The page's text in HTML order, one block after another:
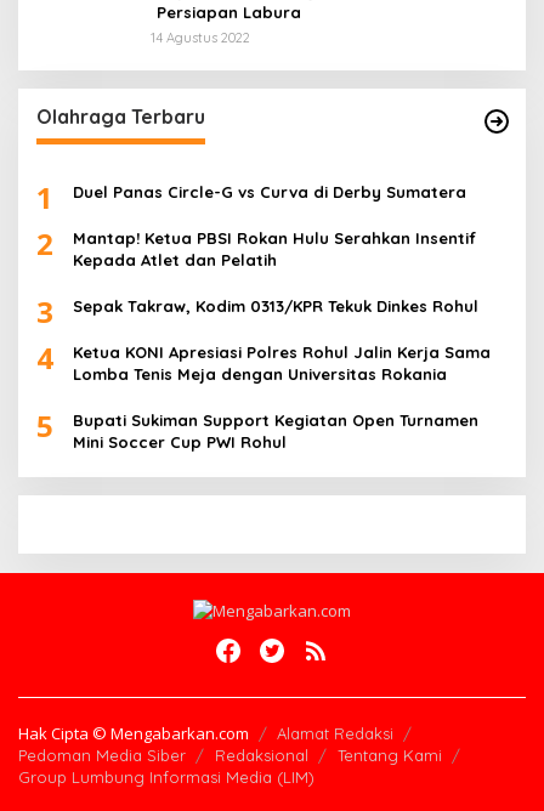
Persiapan Labura
14 Agustus 2022
Olahraga Terbaru
1 Duel Panas Circle-G vs Curva di Derby Sumatera
2
Mantap! Ketua PBSI Rokan Hulu Serahkan Insentif
Kepada Atlet dan Pelatih
3 Sepak Takraw, Kodim 0313/KPR Tekuk Dinkes Rohul
4
Ketua KONI Apresiasi Polres Rohul Jalin Kerja Sama
Lomba Tenis Meja dengan Universitas Rokania
5
Bupati Sukiman Support Kegiatan Open Turnamen
Mini Soccer Cup PWI Rohul
Hak Cipta © Mengabarkan.com
Alamat Redaksi
Pedoman Media Siber
Redaksional
Tentang Kami
Group Lumbung Informasi Media (LIM)